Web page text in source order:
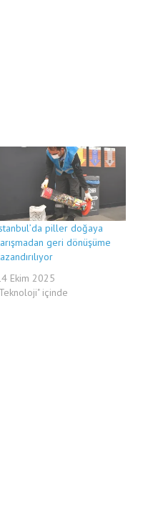
piller doğaya
geri dönüşüme
Ekim 2025
içinde